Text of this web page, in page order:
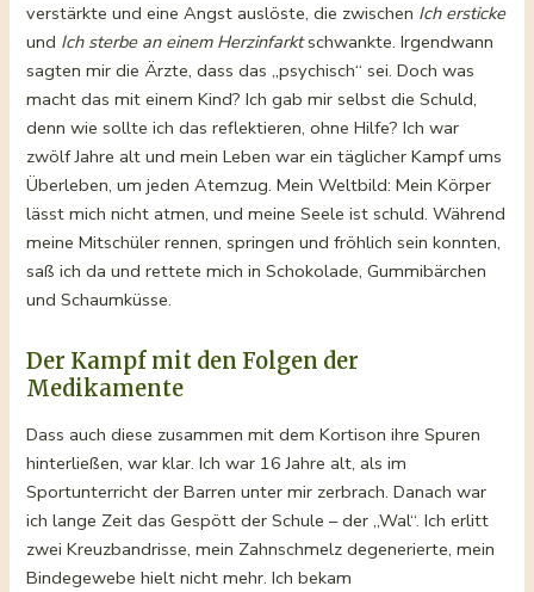
verstärkte und eine Angst auslöste, die zwischen Ich ersticke
und Ich sterbe an einem Herzinfarktschwankte. Irgendwann
sagten mir die Ärzte, dass das „psychisch“ sei. Doch was
macht das mit einem Kind? Ich gab mir selbst die Schuld,
denn wie sollte ich das reflektieren, ohne Hilfe? Ich war
zwölf Jahre alt und mein Leben war ein täglicher Kampf ums
Überleben, um jeden Atemzug. Mein Weltbild: Mein Körper
lässt mich nicht atmen, und meine Seele ist schuld. Während
meine Mitschüler rennen, springen und fröhlich sein konnten,
saß ich da und rettete mich in Schokolade, Gummibärchen
und Schaumküsse.
Der Kampf mit den Folgen der
Medikamente
Dass auch diese zusammen mit dem Kortison ihre Spuren
hinterließen, war klar. Ich war 16 Jahre alt, als im
Sportunterricht der Barren unter mir zerbrach. Danach war
ich lange Zeit das Gespött der Schule – der „Wal“. Ich erlitt
zwei Kreuzbandrisse, mein Zahnschmelz degenerierte, mein
Bindegewebe hielt nicht mehr. Ich bekam